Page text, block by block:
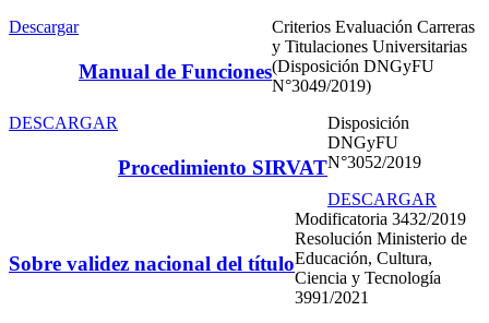
Descargar
Manual de Funciones
Criterios Evaluación Carreras
y Titulaciones Universitarias
(Disposición DNGyFU
N°3049/2019)
DESCARGAR
Procedimiento SIRVAT
Disposición
DNGyFU
N°3052/2019
DESCARGAR
Sobre validez nacional del título
Modificatoria 3432/2019
Resolución Ministerio de
Educación, Cultura,
Ciencia y Tecnología
3991/2021